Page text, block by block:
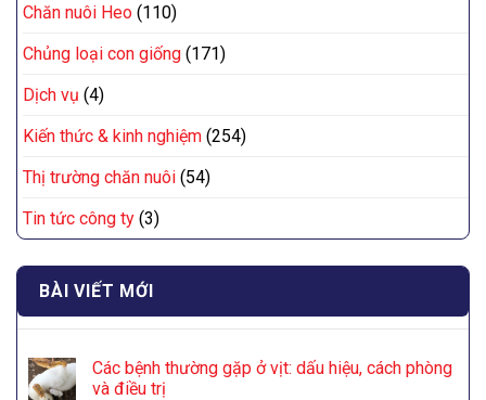
Chăn nuôi Heo (110)
Chủng loại con giống (171)
Dịch vụ (4)
Kiến thức & kinh nghiệm (254)
Thị trường chăn nuôi (54)
Tin tức công ty (3)
BÀI VIẾT MỚI
Các bệnh thường gặp ở vịt: dấu hiệu, cách phòng
và điều trị